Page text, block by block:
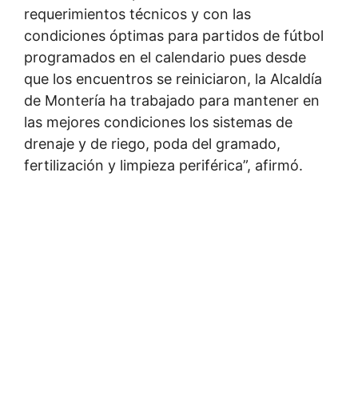
requerimientos técnicos y con las
condiciones óptimas para partidos de fútbol
programados en el calendario pues desde
que los encuentros se reiniciaron, la Alcaldía
de Montería ha trabajado para mantener en
las mejores condiciones los sistemas de
drenaje y de riego, poda del gramado,
fertilización y limpieza periférica”, afirmó.